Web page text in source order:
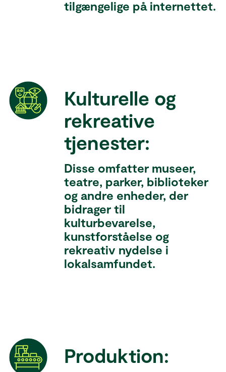
tilgængelige på internettet.
Kulturelle og
rekreative
tjenester:
Disse omfatter museer,
teatre, parker, biblioteker
og andre enheder, der
bidrager til
kulturbevarelse,
kunstforståelse og
rekreativ nydelse i
lokalsamfundet.
Produktion: